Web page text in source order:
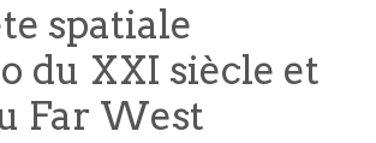
spatiale
du XXI siècle et
Far West